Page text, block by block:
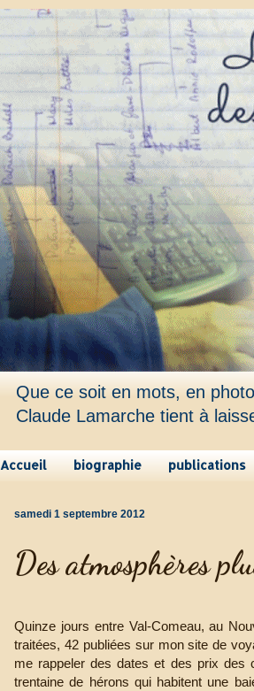
Que ce soit en mots, en
Claude Lamarche tient à
Accueil biographie publications
samedi 1 septembre 2012
Des atmosphères
Quinze jours entre Val-Comeau, au
traitées, 42 publiées sur mon site de
me rappeler des dates et des prix des
trentaine de hérons qui habitent une